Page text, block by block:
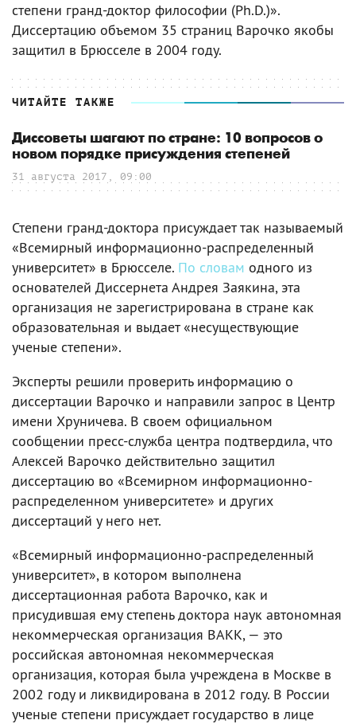
степени гранд-доктор философии (Ph.D.)».
Диссертацию объемом 35 страниц Варочко якобы
защитил в Брюсселе в 2004 году.
ЧИТАЙТЕ ТАКЖЕ
Диссоветы шагают по стране: 10 вопросов о
новом порядке присуждения степеней
31 августа 2017, 09:00
Степени гранд-доктора присуждает так называемый
«Всемирный информационно-распределенный
университет» в Брюсселе. По словам одного из
основателей Диссернета Андрея Заякина, эта
организация не зарегистрирована в стране как
образовательная и выдает «несуществующие
ученые степени».
Эксперты решили проверить информацию о
диссертации Варочко и направили запрос в Центр
имени Хруничева. В своем официальном
сообщении пресс-служба центра подтвердила, что
Алексей Варочко действительно защитил
диссертацию во «Всемирном информационно-
распределенном университете» и других
диссертаций у него нет.
«Всемирный информационно-распределенный
университет», в котором выполнена
диссертационная работа Варочко, как и
присудившая ему степень доктора наук автономная
некоммерческая организация ВАКК, — это
российская автономная некоммерческая
организация, которая была учреждена в Москве в
2002 году и ликвидирована в 2012 году. В России
ученые степени присуждает государство в лице